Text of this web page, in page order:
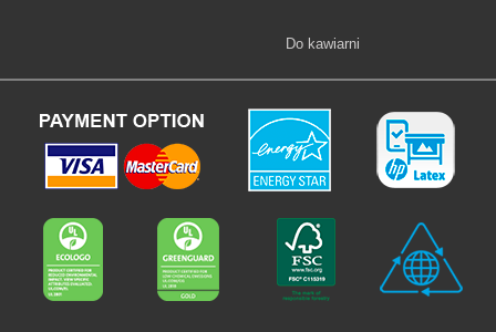
Fototapety
Do kawiarni